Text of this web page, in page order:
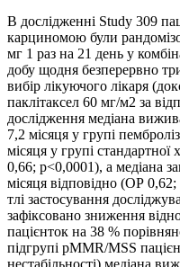
В дослідженні Study 309
карциномою були
мг 1 раз на 21 день у
добу щодня безперервно
вибір лікуючого лікаря
паклітаксел 60 мг/м2 за
дослідження медіана
7,2 місяця у групі
місяця у групі стандартної
0,66; p<0,0001), а медіана
місяця відповідно (ОР
тлі застосування
зафіксовано зниження
пацієнток на 38 %
підгрупі pMMR/MSS
нестабільності) медіана